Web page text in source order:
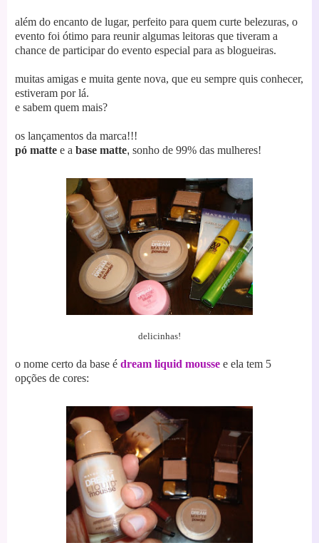
além do encanto de lugar, perfeito para quem curte belezuras, o
evento foi ótimo para reunir algumas leitoras que tiveram a
chance de participar do evento especial para as blogueiras.
muitas amigas e muita gente nova, que eu sempre quis conhecer,
estiveram por lá.
e sabem quem mais?
os lançamentos da marca!!!
pó matte e a base matte, sonho de 99% das mulheres!
delicinhas!
o nome certo da base é dream liquid mousse e ela tem 5
opções de cores: